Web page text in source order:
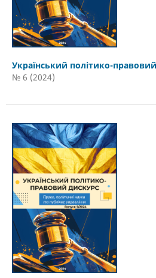
Український політико-
№ 6 (2024)